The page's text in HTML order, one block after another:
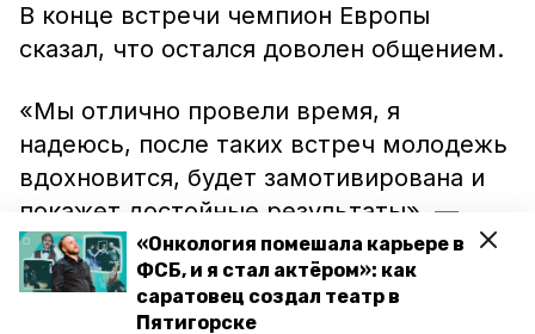
«Онкология помешала карьере в
ФСБ, и я стал актёром»: как
саратовец создал театр в
Пятигорске
В конце встречи чемпион Европы
сказал, что остался доволен общением.
«Мы отлично провели время, я
надеюсь, после таких встреч молодежь
вдохновится, будет замотивирована и
покажет достойные результаты», —
сообщил Хаял Джаниев.
Ранее сообщалось, что чемпион Европы